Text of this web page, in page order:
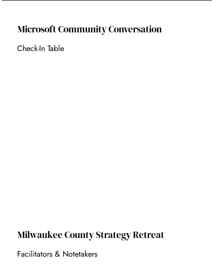
Microsoft Community Conversation
Check-In Table
Milwaukee County Strategy Retreat
Facilitators & Notetakers